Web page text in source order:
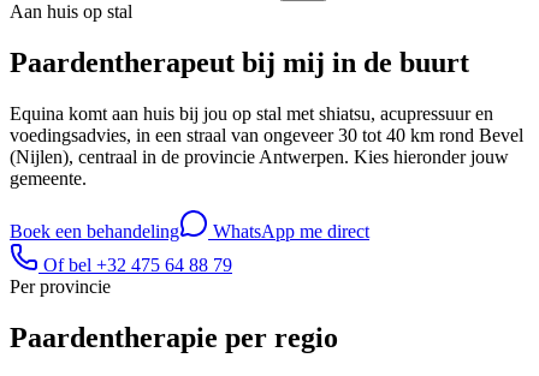
Aan huis op stal
Paardentherapeut bij mij in de buurt
Equina komt aan huis bij jou op stal met shiatsu, acupressuur en
voedingsadvies, in een straal van ongeveer 30 tot 40 km rond Bevel
(Nijlen), centraal in de provincie Antwerpen. Kies hieronder jouw
gemeente.
Boek een behandeling
WhatsApp me direct
Of bel +32 475 64 88 79
Per provincie
Paardentherapie per regio